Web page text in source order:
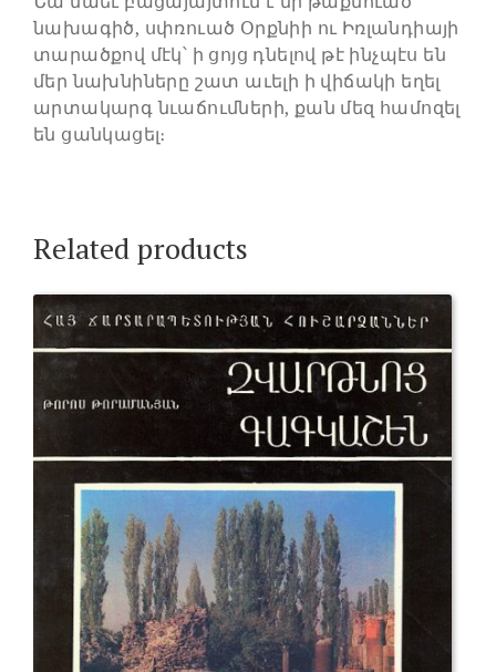
նախագիծ, սփռուած Օրքնիի ու Իռլանդիայի
տարածքով մէկ՝ ի ցոյց դնելով թէ ինչպէս են
մեր նախնիները շատ աւելի ի վիճակի եղել
արտակարգ նւաճումների, քան մեզ համոզել
են ցանկացել։
Related products